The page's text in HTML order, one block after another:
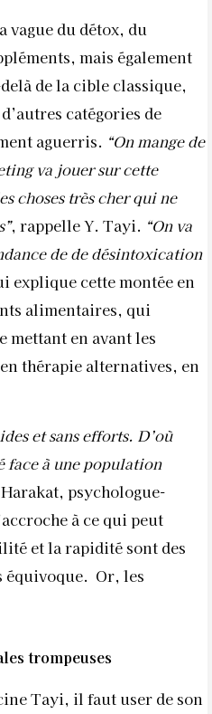
du détox, du
mais également
de la cible classique,
catégories de
aguerris. “On mange de
va jouer sur cette
choses très cher qui ne
, rappelle Y. Tayi. “On va
de de désintoxication
explique cette montée en
alimentaires, qui
mettant en avant les
thérapie alternatives, en
et sans efforts. D’où
à une population
psychologue-
à ce qui peut
et la rapidité sont des
équivoque. Or, les
trompeuses
Tayi, il faut user de son